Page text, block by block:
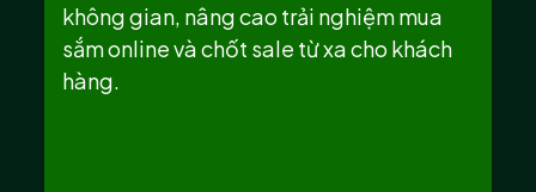
không gian, nâng cao trải nghiệm mua
sắm online và chốt sale từ xa cho khách
hàng.